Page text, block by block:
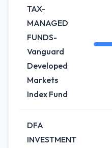
TAX-
MANAGED
FUNDS-
Vanguard
Developed
Markets
Index Fund
DFA
INVESTMENT